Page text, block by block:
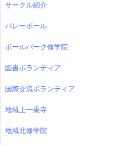
サークル紹介
バレーボール
ボールパーク修学院
図書ボランティア
国際交流ボランティア
地域上一乗寺
地域北修学院